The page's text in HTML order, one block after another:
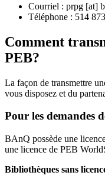
Courriel : prpg [at]
Téléphone : 514
Comment
PEB?
La façon de transmettre
vous disposez et du
Pour les demandes
BAnQ possède une
une licence de PEB
Bibliothèques sans